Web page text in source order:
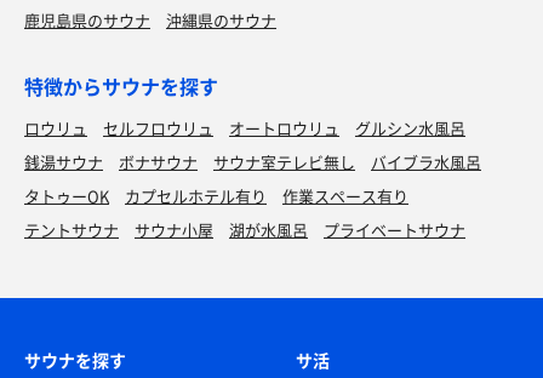
鹿児島県のサウナ
沖縄県のサウナ
特徴からサウナを探す
ロウリュ セルフロウリュ オートロウリュ
グルシン水風呂
銭湯サウナ
ボナサウナ サウナ室テレビ無し
バイブラ水風呂
タトゥーOK
カプセルホテル有り
作業スペース有り
テントサウナ
サウナ小屋 湖が水風呂 プライベートサウナ
サウナを探す サ活